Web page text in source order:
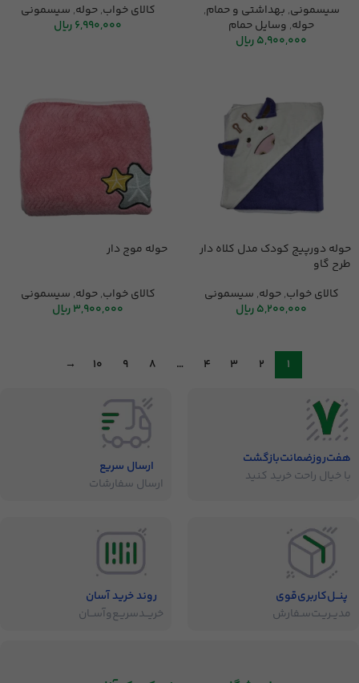
سیسمونی, بهداشتی و حمام,
حوله, وسایل حمام
5,900,000ریال
کالای خواب,حوله, سیسمونی
6,990,000ریال
حوله دورپیج کودک مدل کلاه دار
طرح گاو
کالای خواب,حوله, سیسمونی
5,200,000ریال
حوله موج دار
کالای خواب,حوله, سیسمونی
3,900,000ریال
1
2
3
4
…
8
9
10
→
هفت‌روز‌ضمانت‌بازگشت
با خیال راحت خرید کنید
ارسال سریع
ارسال سفارشات
پنــل‌کاربری‌قوی
مدیــریـت‌سـفارش
روند خرید آسان
خریــد‌سریـع‌و‌آســان